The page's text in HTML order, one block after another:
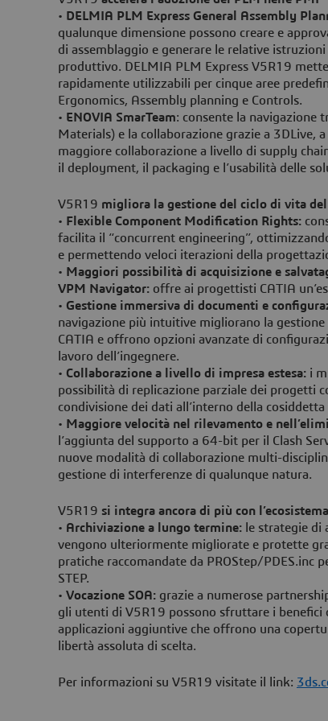
• DELMIA PLM Express General Assembly
qualunque dimensione possono creare e
di assemblaggio e generare le relative
produttivo. DELMIA PLM Express V5R19
rapidamente utilizzabili per cinque aree
Ergonomics, Assembly planning e Controls.
• ENOVIA SmarTeam: consente la navigazione
Materials) e la collaborazione grazie a 3DLive,
maggiore collaborazione a livello di supply
il deployment, il packaging e l’usabilità delle
V5R19 migliora la gestione del ciclo di vita
• Flexible Component Modification Rights:
facilita il “concurrent engineering”,
e permettendo veloci iterazioni della
• Maggiori possibilità di acquisizione e
VPM Navigator: offre ai progettisti CATIA
• Gestione immersiva di documenti e
navigazione più intuitive migliorano la
CATIA e offrono opzioni avanzate di
lavoro dell’ingegnere.
• Collaborazione a livello di impresa estesa: i
possibilità di replicazione parziale dei progetti
condivisione dei dati all’interno della cosiddetta
• Maggiore velocità nel rilevamento e
l’aggiunta del supporto a 64-bit per il Clash
nuove modalità di collaborazione multi-
gestione di interferenze di qualunque natura.
V5R19 si integra ancora di più con
• Archiviazione a lungo termine: le strategie di
vengono ulteriormente migliorate e protette
pratiche raccomandate da PROStep/PDES.inc
STEP.
• Vocazione SOA: grazie a numerose
gli utenti di V5R19 possono sfruttare i benefici
applicazioni aggiuntive che offrono una
libertà assoluta di scelta.
Per informazioni su V5R19 visitate il link: